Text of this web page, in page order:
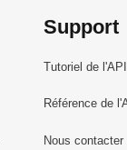
Support
Tutoriel de l'API
Référence de
Nous contacter